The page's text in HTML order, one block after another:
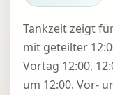
Tankzeit zeigt
mit geteilter
Vortag 12:00,
um 12:00. Vor-